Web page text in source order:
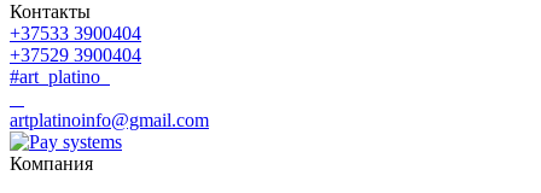
Контакты
+37533 3900404
+37529 3900404
#art_platino
artplatinoinfo@gmail.com
Компания